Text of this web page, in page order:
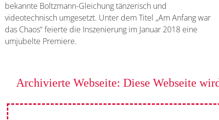
bekannte Boltzmann-Gleichung tänzerisch und
videotechnisch umgesetzt. Unter dem Titel „Am Anfang war
das Chaos“ feierte die Inszenierung im Januar 2018 eine
umjubelte Premiere.